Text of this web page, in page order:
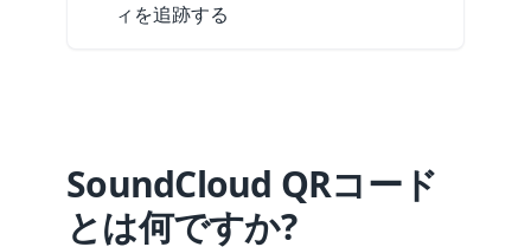
ィを追跡する
SoundCloud QRコード
とは何ですか?